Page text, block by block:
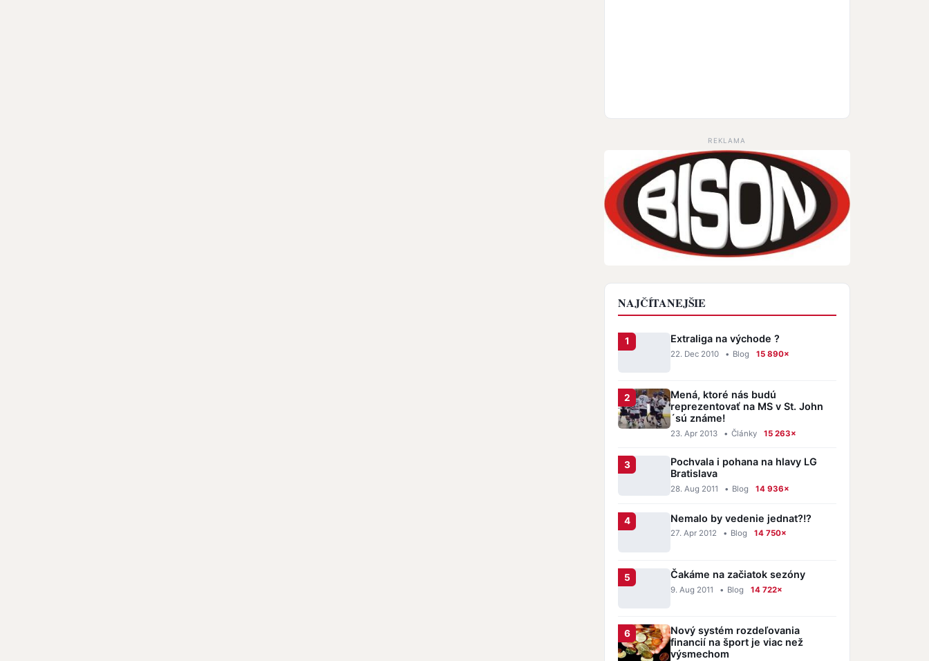
REKLAMA
NAJČÍTANEJŠIE
Extraliga na východe ?
22. Dec 2010 • Blog 15 890×
Mená, ktoré nás budú
reprezentovať na MS v St. John
´sú známe!
23. Apr 2013 • Články 15 263×
Pochvala i pohana na hlavy LG
Bratislava
28. Aug 2011 • Blog 14 936×
Nemalo by vedenie jednat?!?
27. Apr 2012 • Blog 14 750×
Čakáme na začiatok sezóny
9. Aug 2011 • Blog 14 722×
Nový systém rozdeľovania
financií na šport je viac než
výsmechom